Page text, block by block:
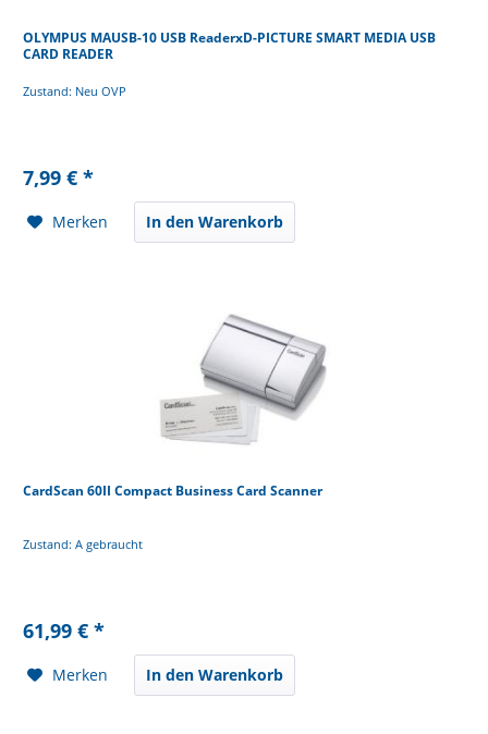
OLYMPUS MAUSB-10 USB ReaderxD-PICTURE SMART MEDIA USB
CARD READER
Zustand: Neu OVP
7,99 € *
Merken In den Warenkorb
CardScan 60II Compact Business Card Scanner
Zustand: A gebraucht
61,99 € *
Merken In den Warenkorb